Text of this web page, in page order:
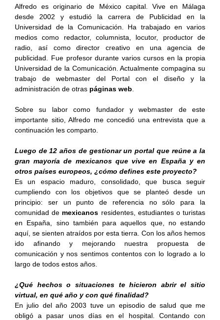
Alfredo es originario de México capital. Vive en Málaga
desde 2002 y estudió la carrera de Publicidad en la
Universidad de la Comunicación. Ha trabajado en varios
medios como redactor, columnista, locutor, productor de
radio, así como director creativo en una agencia de
publicidad. Fue profesor durante varios cursos en la propia
Universidad de la Comunicación. Actualmente compagina su
trabajo de webmaster del Portal con el diseño y la
administración de otras páginas web
Sobre su labor como fundador y webmaster de este
importante sitio, Alfredo me concedió una entrevista que a
continuación les comparto.
Luego de 12 años de gestionar un portal que reúne a la
gran mayoría de mexicanos que vive en España y en
otros países europeos, ¿cómo defines este proyecto?
Es un espacio maduro, consolidado, que busca seguir
cumpliendo con los objetivos que se planteó desde un
principio: ser un punto de referencia no sólo para la
comunidad de mexicanos residentes, estudiantes o turistas
en España, sino también para aquellos que, no estando
aquí, se sienten atraídos por esta tierra. Con los años hemos
ido afinando y mejorando nuestra propuesta de
comunicación y nos sentimos contentos con lo logrado a lo
largo de todos estos años.
¿Qué hechos o situaciones te hicieron abrir el sitio
virtual, en qué año y con qué finalidad?
En julio del año 2003 tuve un episodio de salud que me
obligó a pasar unos días en el hospital. Contando con